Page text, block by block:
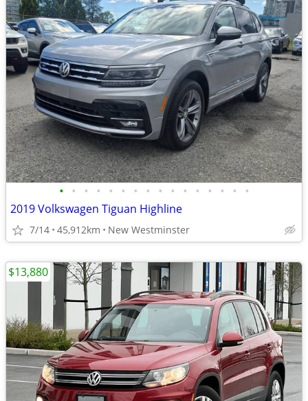
• • • • • • • • • • • • • • • •
2019 Volkswagen Tiguan Highline
7/14 45,912km New Westminster
$13,880